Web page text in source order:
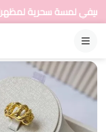
لمظهرك مع تشكيلاتنا
القائمة